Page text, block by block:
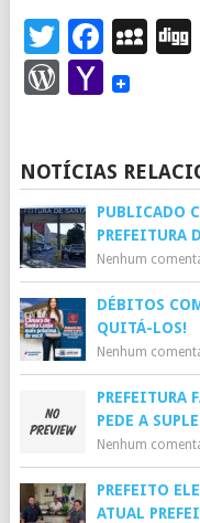
Twitter
Yahoo
NOTÍCIAS
PUBLICADO
PREFEITURA
Nenhum
DÉBITOS
QUITÁ-LOS!
Nenhum
PREFEITURA
PEDE A
Nenhum
PREFEITO
ATUAL